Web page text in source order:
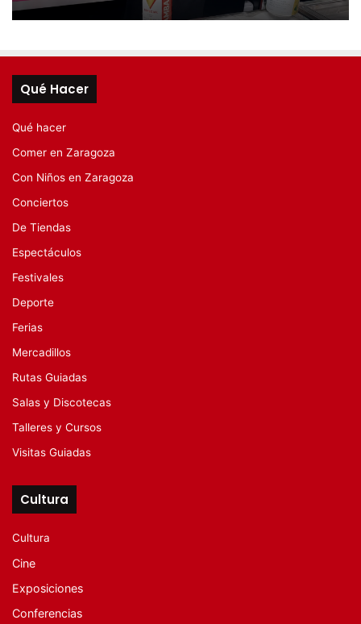
Qué Hacer
Qué hacer
Comer en Zaragoza
Con Niños en Zaragoza
Conciertos
De Tiendas
Espectáculos
Festivales
Deporte
Ferias
Mercadillos
Rutas Guiadas
Salas y Discotecas
Talleres y Cursos
Visitas Guiadas
Cultura
Cultura
Cine
Exposiciones
Conferencias